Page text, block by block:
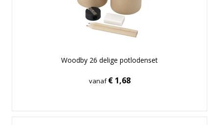
Woodby 26 delige potlodenset
vanaf€ 1,68